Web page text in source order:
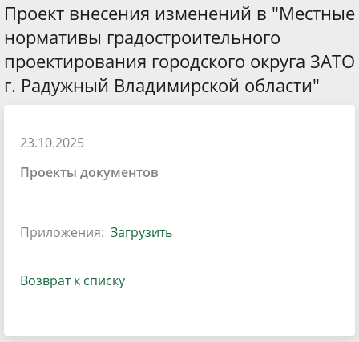
Проект внесения изменений в "Местные
нормативы градостроительного
проектирования городского округа ЗАТО
г. Радужный Владимирской области"
23.10.2025
Проекты документов
Приложения: Загрузить
Возврат к списку